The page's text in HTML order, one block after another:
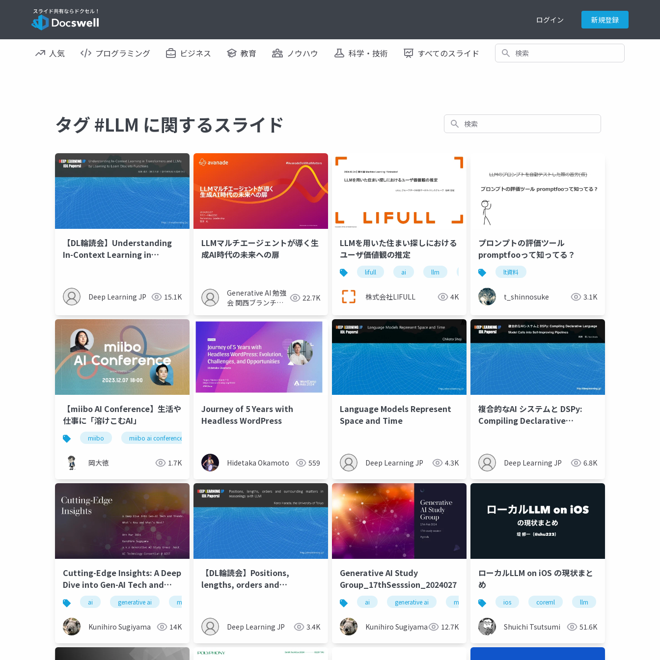
ログイン 新規登録
人気 プログラミング ビジネス 教育 ノウハウ 科学・技術 すべてのスライド 検索
タグ #LLM に関するスライド 検索
【DL輪読会】Understanding
In-Context Learning in
Functions
Deep Learning JP 15.1K
LLMマルチエージェントが導く生
成AI時代の未来への扉
Generative AI 勉強
会 関西ブランチ事
22.7K
LLMを用いた住まい探しにおける
ユーザ価値観の推定
lifull ai llm 大規模言語モデル
株式会社LIFULL 4K
プロンプトの評価ツール
promptfooって知ってる？
lt資料
t_shinnosuke 3.1K
【miibo AI Conference】生活や
仕事に「溶けこむAI」
miibo miibo ai conference
岡大徳 1.7K
Journey of 5 Years with
Headless WordPress
Hidetaka Okamoto 559
Language Models Represent
Space and Time
Deep Learning JP 4.3K
複合的なAI システムと DSPy:
Compiling Declarative
Deep Learning JP 6.8K
Cutting-Edge Insights: A Deep
Dive into Gen-AI Tech and
Trends. What's New and
What's Next?
ai generative ai machine learning artificial intelligence
Kunihiro Sugiyama 14K
【DL輪読会】Positions,
lengths, orders and
Deep Learning JP 3.4K
Generative AI Study
Group_17thSesssion_2024027
ai generative ai machine learning deep learning artificial intelligence
Kunihiro Sugiyama 12.7K
ローカルLLM on iOS の現状まと
め
ios coreml llm
Shuichi Tsutsumi 51.6K